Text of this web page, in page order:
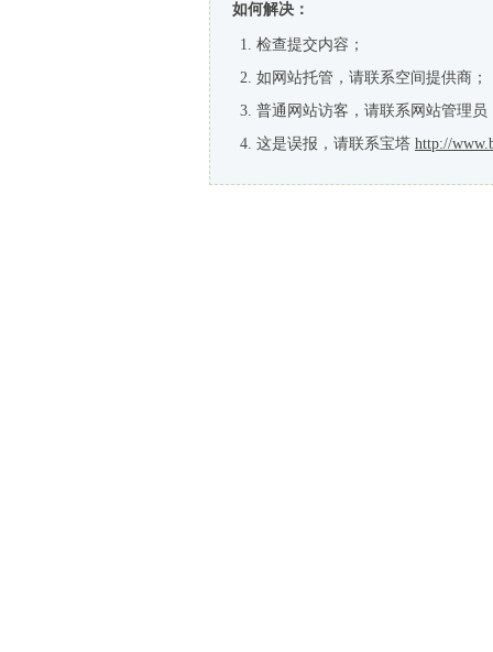
如何解决：
检查提交内容；
如网站托管，请联系空间提供商；
普通网站访客，请联系网站管理员
这是误报，请联系宝塔 http://